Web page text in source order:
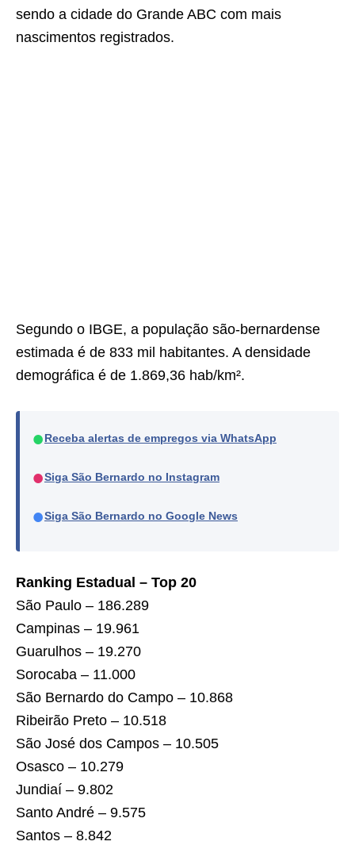
sendo a cidade do Grande ABC com mais
nascimentos registrados.
Segundo o IBGE, a população são-bernardense
estimada é de 833 mil habitantes. A densidade
demográfica é de 1.869,36 hab/km².
● Receba alertas de empregos via WhatsApp
●Siga São Bernardo no Instagram
●Siga São Bernardo no Google News
Ranking Estadual – Top 20
São Paulo – 186.289
Campinas – 19.961
Guarulhos – 19.270
Sorocaba – 11.000
São Bernardo do Campo – 10.868
Ribeirão Preto – 10.518
São José dos Campos – 10.505
Osasco – 10.279
Jundiaí – 9.802
Santo André – 9.575
Santos – 8.842